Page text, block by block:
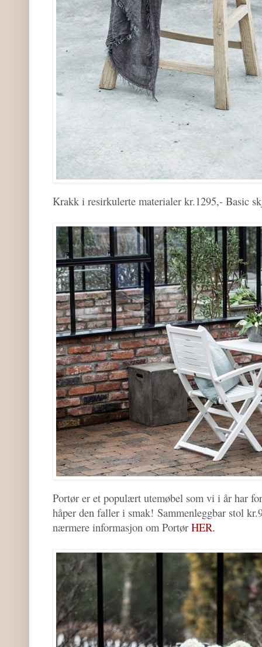
Krakk i resirkulerte materialer kr.1295,- Basic
Portør er et populært utemøbel som vi i år har
håper den faller i smak! Sammenleggbar stol
nærmere informasjon om Portør HER.